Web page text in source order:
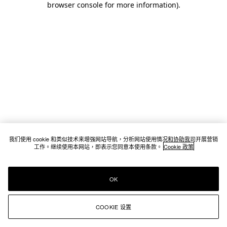
browser console for more information).
我们使用 cookie 和类似技术来增强网站导航，分析网站使用情况和协助我司开展营销
工作。继续使用本网站，即表示您同意本使用条款。 Cookie 政策
COOKIE 设置
OK